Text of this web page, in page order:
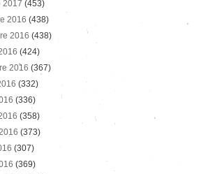
2017 (453)
2016 (438)
2016 (438)
(424)
2016 (367)
(332)
(336)
(358)
(373)
(307)
(369)